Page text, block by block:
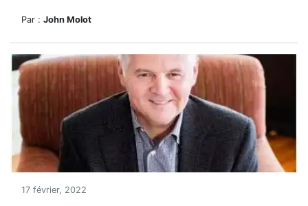
Par : John Molot
17 février, 2022